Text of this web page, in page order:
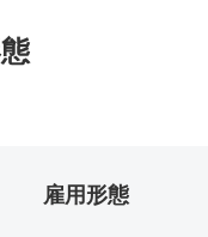
雇用形態